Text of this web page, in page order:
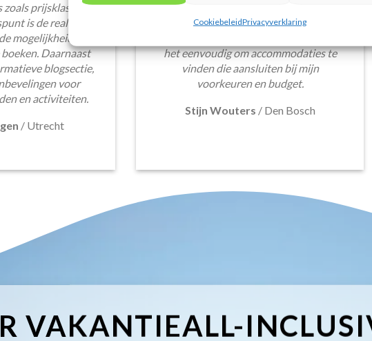
CookiebeleidPrivacyverklaring
prijsklasse en
is de real-time
mogelijkheid om
Daarnaast
blogsectie,
voor
en activiteiten.
/ Utrecht
luxe resorts tot budgetvriendelijke
hotels, de site biedt een breed scala aan
het eenvoudig om accommodaties te
vinden die aansluiten bij mijn
voorkeuren en budget.
Stijn Wouters / Den Bosch
VAKANTIEALL-